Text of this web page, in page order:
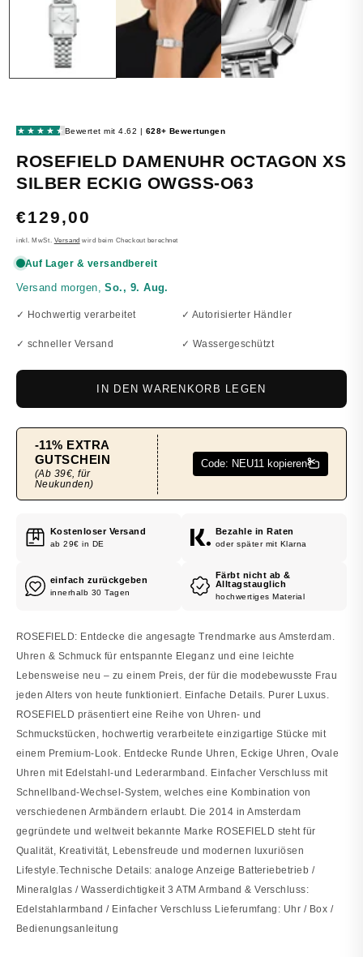
MODAL
ÖFFNEN
ROSEFIELD DAMENUHR OCTAGON XS
SILBER ECKIG OWGSS-O63
NORMALER
PREIS
€129,00
inkl. MwSt. Versand wird beim Checkout berechnet
✓ Hochwertig verarbeitet ✓ Autorisierter Händler
✓ schneller Versand ✓ Wassergeschützt
IN DEN WARENKORB LEGEN
Kostenloser Versand
ab 29€ in DE
Bezahle in Raten
oder später mit Klarna
einfach zurückgeben
innerhalb 30 Tagen
Färbt nicht ab &
Alltagstauglich
hochwertiges Material
ROSEFIELD: Entdecke die angesagte Trendmarke aus Amsterdam.
Uhren & Schmuck für entspannte Eleganz und eine leichte
Lebensweise neu – zu einem Preis, der für die modebewusste Frau
jeden Alters von heute funktioniert. Einfache Details. Purer Luxus.
ROSEFIELD präsentiert eine Reihe von Uhren- und
Schmuckstücken, hochwertig verarbeitete einzigartige Stücke mit
einem Premium-Look. Entdecke Runde Uhren, Eckige Uhren, Ovale
Uhren mit Edelstahl-und Lederarmband. Einfacher Verschluss mit
Schnellband-Wechsel-System, welches eine Kombination von
verschiedenen Armbändern erlaubt. Die 2014 in Amsterdam
gegründete und weltweit bekannte Marke ROSEFIELD steht für
Qualität, Kreativität, Lebensfreude und modernen luxuriösen
Lifestyle.Technische Details: analoge Anzeige Batteriebetrieb /
Mineralglas / Wasserdichtigkeit 3 ATM Armband & Verschluss:
Edelstahlarmband / Einfacher Verschluss Lieferumfang: Uhr / Box /
Bedienungsanleitung